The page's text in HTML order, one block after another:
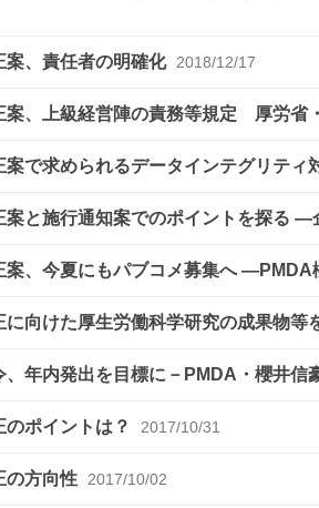
案、責任者の明確化 2018/12/17
案、上級経営陣の責務等規定 厚労省
案で求められるデータインテグリティ
案と施行通知案でのポイントを探る ―
案、今夏にもパブコメ募集へ
に向けた厚生労働科学研究の成果物等
、年内発出を目標に－PMDA・櫻井信
ポイントは？ 2017/10/31
の方向性 2017/10/02